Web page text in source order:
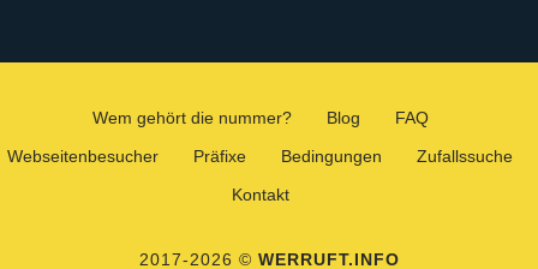
Wem gehört die nummer? Blog
FAQ
Webseitenbesucher
Präfixe Bedingungen
Zufallssuche
Kontakt
2017-2026 © WERRUFT.INFO